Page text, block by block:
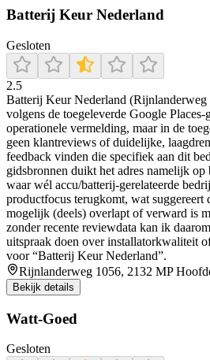
Batterij Keur Nederland
Gesloten
2.5
Batterij Keur Nederland
volgens de toegeleverde Google Places-
operationele vermelding, maar in de
geen klantreviews of duidelijke,
feedback vinden die specifiek aan dit
gidsbronnen duikt het adres namelijk
waar wél accu/batterij-gerelateerde
productfocus terugkomt, wat suggereert
mogelijk (deels) overlapt of verward is
zonder recente reviewdata kan ik
uitspraak doen over installatorkwaliteit
voor “Batterij Keur Nederland”.
Rijnlanderweg 1056, 2132 MP
Bekijk details
Watt-Goed
Gesloten